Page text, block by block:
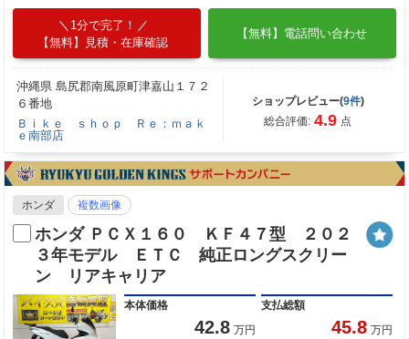
1分で完了！
【無料】見積・在庫確認
【無料】電話問い合わせ
沖縄県 島尻郡南風原町津嘉山１７２
６番地
Ｂｉｋｅ ｓｈｏｐ Ｒｅ：ｍａｋ
ｅ南部店
ショップレビュー(9件)
総合評価: 4.9 点
ホンダ 複数画像
ホンダ ＰＣＸ１６０ ＫＦ４７型 ２０２
３年モデル ＥＴＣ 純正ロングスクリー
ン リアキャリア
本体価格
42.8 万円
支払総額
45.8 万円